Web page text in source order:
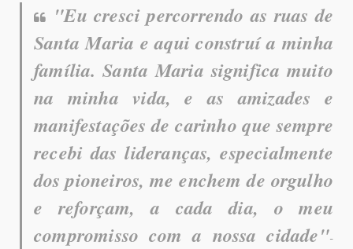
"Eu cresci percorrendo as ruas de
Santa Maria e aqui construí a minha
família. Santa Maria significa muito
na minha vida, e as amizades e
manifestações de carinho que sempre
recebi das lideranças, especialmente
dos pioneiros, me enchem de orgulho
e reforçam, a cada dia, o meu
compromisso com a nossa cidade"-